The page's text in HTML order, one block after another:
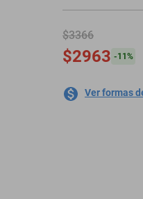
$3366
$2963 -11 %
Ver formas